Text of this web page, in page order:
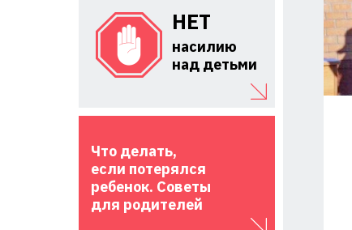
НЕТ
насилию
над детьми
Что делать,
если потерялся
ребенок. Советы
для родителей